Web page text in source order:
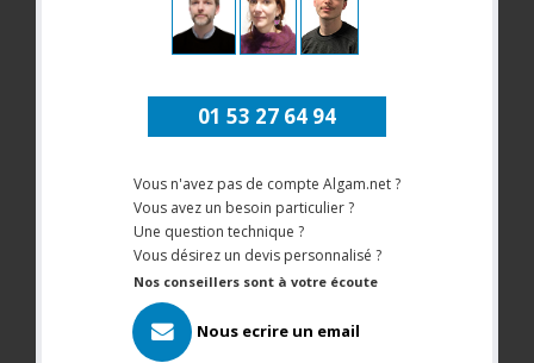
01 53 27 64 94
Vous n'avez pas de compte Algam.net ?
Vous avez un besoin particulier ?
Une question technique ?
Vous désirez un devis personnalisé ?
Nos conseillers sont à votre écoute
Nous ecrire un email